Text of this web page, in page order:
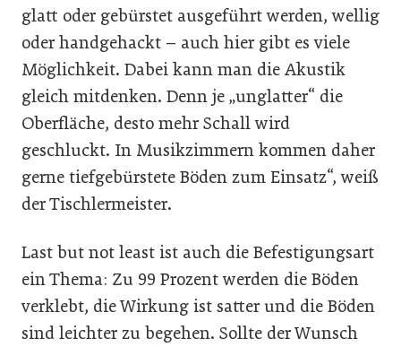
glatt oder gebürstet ausgeführt werden, wellig
oder handgehackt – auch hier gibt es viele
Möglichkeit. Dabei kann man die Akustik
gleich mitdenken. Denn je „unglatter“ die
Oberfläche, desto mehr Schall wird
geschluckt. In Musikzimmern kommen daher
gerne tiefgebürstete Böden zum Einsatz“, weiß
der Tischlermeister.
Last but not least ist auch die Befestigungsart
ein Thema: Zu 99 Prozent werden die Böden
verklebt, die Wirkung ist satter und die Böden
sind leichter zu begehen. Sollte der Wunsch